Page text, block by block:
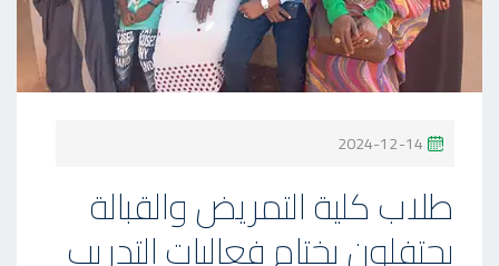
P
T
2024-12-14
طلاب كلية التمريض والقبالة
يحتفلون بختام فعاليات التدريب